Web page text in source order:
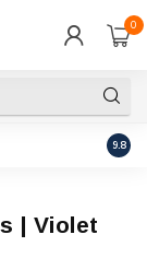
0
9.8
| Violet